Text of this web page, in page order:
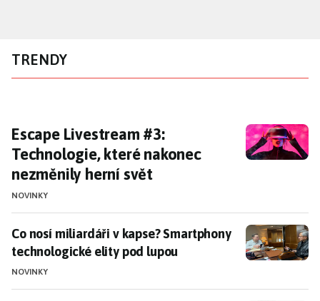
obsahu
TRENDY
Escape Livestream #3: Technologie, které
Escape Livestream #3:
Technologie, které nakonec
nezměnily herní svět
NOVINKY
Co nosí miliardáři v kapse? Smartphony
Co nosí miliardáři v kapse? Smartphony
technologické elity pod lupou
NOVINKY